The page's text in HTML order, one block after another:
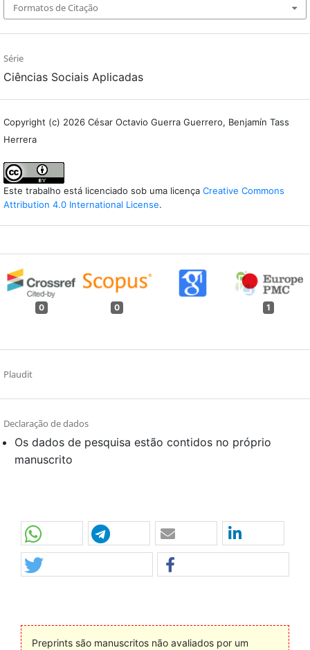
Formatos de Citação
Série
Ciências Sociais Aplicadas
Copyright (c) 2026 César Octavio Guerra Guerrero, Benjamín Tass
Herrera
Este trabalho está licenciado sob uma licença Creative Commons
Attribution 4.0 International License.
0 0 1
Plaudit
Declaração de dados
Os dados de pesquisa estão contidos no próprio
manuscrito
Preprints são manuscritos não avaliados por um